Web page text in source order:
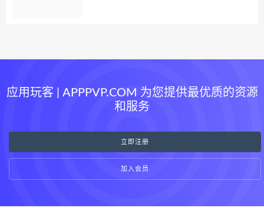
应用玩客 | APPPVP.COM 为您提供最优质的资源
和服务
立即注册
加入会员